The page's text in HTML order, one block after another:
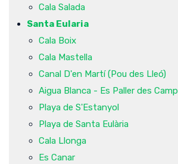
Cala Salada
Santa Eularia
Cala Boix
Cala Mastella
Canal D'en Martí (Pou des Lleó)
Aigua Blanca - Es Paller des Camp
Playa de S'Estanyol
Playa de Santa Eulària
Cala Llonga
Es Canar